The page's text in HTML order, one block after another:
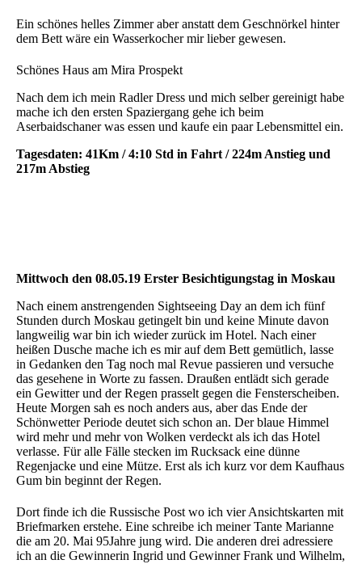
Ein schönes helles Zimmer aber anstatt dem Geschnörkel hinter
dem Bett wäre ein Wasserkocher mir lieber gewesen.
Schönes Haus am Mira Prospekt
Nach dem ich mein Radler Dress und mich selber gereinigt habe
mache ich den ersten Spaziergang gehe ich beim
Aserbaidschaner was essen und kaufe ein paar Lebensmittel ein.
Tagesdaten: 41Km / 4:10 Std in Fahrt / 224m Anstieg und
217m Abstieg
Mittwoch den 08.05.19 Erster Besichtigungstag in Moskau
Nach einem anstrengenden Sightseeing Day an dem ich fünf
Stunden durch Moskau getingelt bin und keine Minute davon
langweilig war bin ich wieder zurück im Hotel. Nach einer
heißen Dusche mache ich es mir auf dem Bett gemütlich, lasse
in Gedanken den Tag noch mal Revue passieren und versuche
das gesehene in Worte zu fassen. Draußen entlädt sich gerade
ein Gewitter und der Regen prasselt gegen die Fensterscheiben.
Heute Morgen sah es noch anders aus, aber das Ende der
Schönwetter Periode deutet sich schon an. Der blaue Himmel
wird mehr und mehr von Wolken verdeckt als ich das Hotel
verlasse. Für alle Fälle stecken im Rucksack eine dünne
Regenjacke und eine Mütze. Erst als ich kurz vor dem Kaufhaus
Gum bin beginnt der Regen.
Dort finde ich die Russische Post wo ich vier Ansichtskarten mit
Briefmarken erstehe. Eine schreibe ich meiner Tante Marianne
die am 20. Mai 95Jahre jung wird. Die anderen drei adressiere
ich an die Gewinnerin Ingrid und Gewinner Frank und Wilhelm,